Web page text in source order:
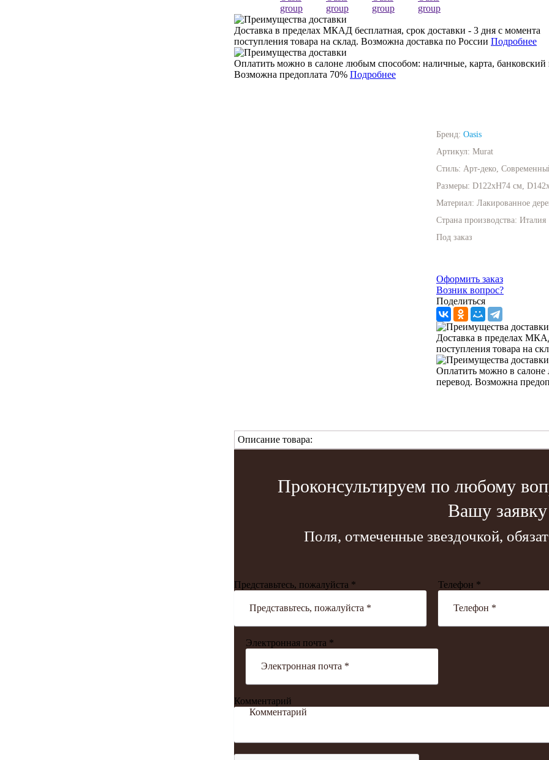
Доставка в пределах МКАД бесплатная, срок доставки - 3 дня с момента
поступления товара на склад. Возможна доставка по России Подробнее
Оплатить можно в салоне любым способом: наличные, карта, банковский
Возможна предоплата 70% Подробнее
Бренд: Oasis
Артикул: Murat
Стиль: Арт-деко,
Размеры: D122xH74 см,
Материал: Лакированное
Страна производства: Италия
Под заказ
Оформить заказ
Возник вопрос?
Поделиться
Доставка в пределах
поступления товара на
Оплатить можно в
перевод. Возможна
Описание товара:
Проконсультируем по любому
Вашу заявку
Поля, отмеченные звездочкой,
Представьтесь, пожалуйста * Телефон *
Электронная почта *
Комментарий